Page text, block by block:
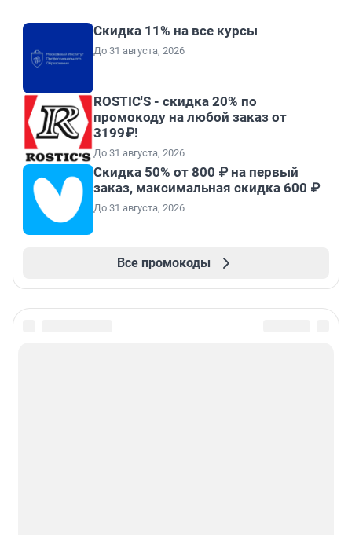
Скидка 11% на все курсы
До 31 августа, 2026
ROSTIC'S - скидка 20% по
промокоду на любой заказ от
3199₽!
До 31 августа, 2026
Скидка 50% от 800 ₽ на первый
заказ, максимальная скидка 600 ₽
До 31 августа, 2026
Все промокоды